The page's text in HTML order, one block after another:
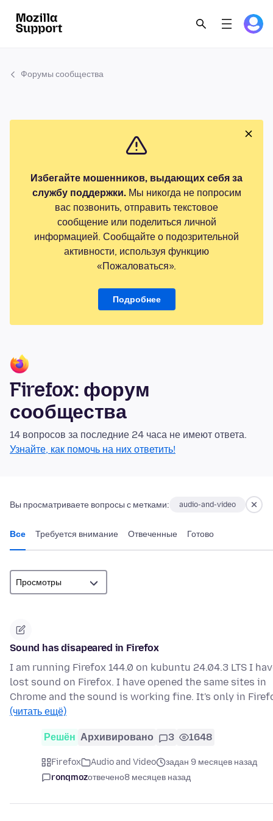
Форумы сообщества
Избегайте мошенников, выдающих себя за
службу поддержки.Мы никогда не попросим
вас позвонить, отправить текстовое
сообщение или поделиться личной
информацией. Сообщайте о подозрительной
активности, используя функцию
«Пожаловаться».
Подробнее
Firefox: форум
сообщества
14 вопросов за последние 24 часа не имеют ответа.
Узнайте, как помочь на них ответить!
Вы просматриваете вопросы с метками: audio-and-video
Все Требуется внимание Отвеченные Готово
Sound has disapeared in Firefox
I am running Firefox 144.0 on kubuntu 24.04.3 LTS I
lost sound on Firefox. I have opened the same sites in
Chrome and the sound is working fine. It's only in
(читать ещё)
Решён Архивировано 3 1648
Firefox Audio and Video
задан 9 месяцев назад
ronqmozотвечено8 месяцев назад